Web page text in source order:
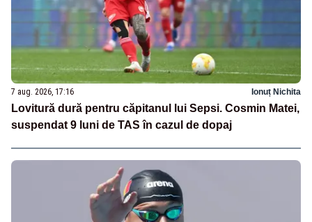
7 aug. 2026, 17:16 Ionuț Nichita
Lovitură dură pentru căpitanul lui Sepsi. Cosmin Matei,
suspendat 9 luni de TAS în cazul de dopaj